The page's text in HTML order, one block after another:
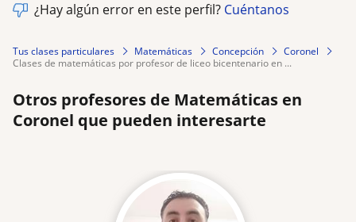
¿Hay algún error en este perfil? Cuéntanos
Tus clases particulares Matemáticas Concepción
Coronel
clases de matemáticas por profesor de liceo bicentenario en ...
Otros profesores de Matemáticas en
Coronel que pueden interesarte